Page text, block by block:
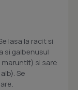
lasa la racit si
si galbenusul
si sare
Se